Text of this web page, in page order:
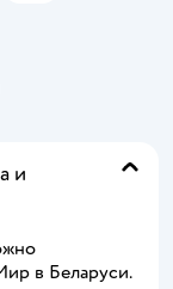
и
в Беларуси.